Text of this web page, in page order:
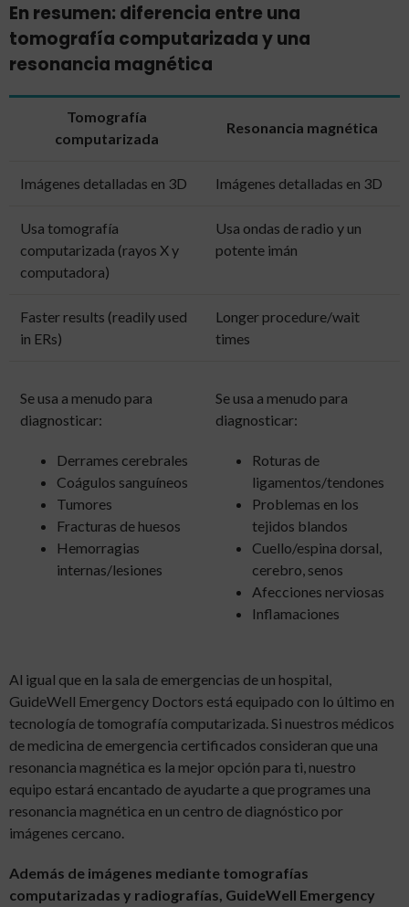
En resumen: diferencia entre una
tomografía computarizada y una
resonancia magnética
Tomografía
computarizada
Resonancia magnética
Imágenes detalladas en 3D Imágenes detalladas en 3D
Usa tomografía
computarizada (rayos X y
computadora)
Usa ondas de radio y un
potente imán
Faster results (readily used
in ERs)
Longer procedure/wait
times
Se usa a menudo para
diagnosticar:
Derrames cerebrales
Coágulos sanguíneos
Tumores
Fracturas de huesos
Hemorragias
internas/lesiones
Se usa a menudo para
diagnosticar:
Roturas de
ligamentos/tendones
Problemas en los
tejidos blandos
Cuello/espina dorsal,
cerebro, senos
Afecciones nerviosas
Inflamaciones
Al igual que en la sala de emergencias de un hospital,
GuideWell Emergency Doctors está equipado con lo último en
tecnología de tomografía computarizada. Si nuestros médicos
de medicina de emergencia certificados consideran que una
resonancia magnética es la mejor opción para ti, nuestro
equipo estará encantado de ayudarte a que programes una
resonancia magnética en un centro de diagnóstico por
imágenes cercano.
Además de imágenes mediante tomografías
computarizadas y radiografías, GuideWell Emergency